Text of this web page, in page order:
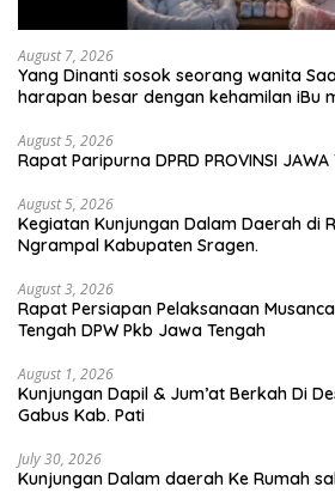
August 7, 2026
Yang Dinanti sosok seorang wanita
harapan besar dengan kehamilan iBu
Musa & Princes.
August 5, 2026
Rapat Paripurna DPRD PROVINSI JAWA
August 5, 2026
Kegiatan Kunjungan Dalam Daerah di
Ngrampal Kabupaten Sragen.
August 3, 2026
Rapat Persiapan Pelaksanaan
Tengah DPW Pkb Jawa Tengah
August 1, 2026
Kunjungan Dapil & Jum’at Berkah Di
Gabus Kab. Pati
July 30, 2026
Kunjungan Dalam daerah Ke Rumah